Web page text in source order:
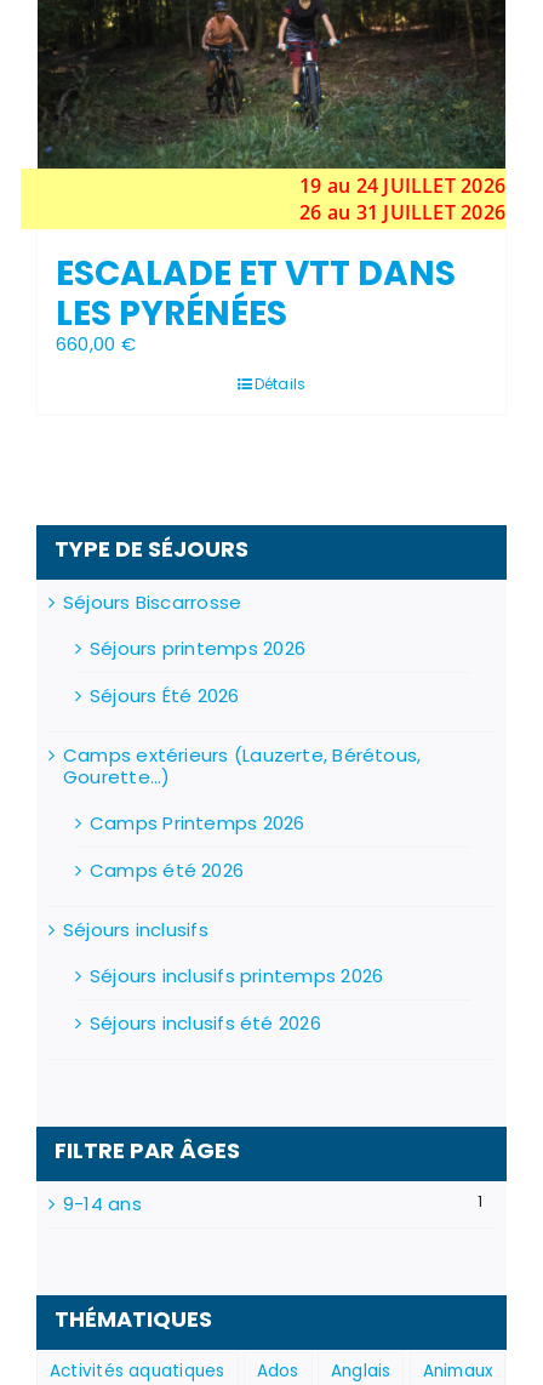
19 au 24 JUILLET2026
26 au 31 JUILLET 2026
ESCALADE ET VTT DANS
LES PYRÉNÉES
660,00 €
Détails
TYPE DE SÉJOURS
Séjours Biscarrosse
Séjours printemps 2026
Séjours Été 2026
Camps extérieurs (Lauzerte, Bérétous,
Gourette...)
Camps Printemps 2026
Camps été 2026
Séjours inclusifs
Séjours inclusifs printemps 2026
Séjours inclusifs été 2026
FILTRE PAR ÂGES
9-14 ans 1
THÉMATIQUES
Activités aquatiques Ados Anglais
Animaux